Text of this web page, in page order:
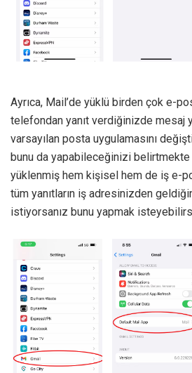
Ayrıca, Mail’de yüklü birden çok e-
telefondan yanıt verdiğinizde mesaj
varsayılan posta uygulamasını
bunu da yapabileceğinizi belirtmekte
yüklenmiş hem kişisel hem de iş e-
tüm yanıtların iş adresinizden
istiyorsanız bunu yapmak